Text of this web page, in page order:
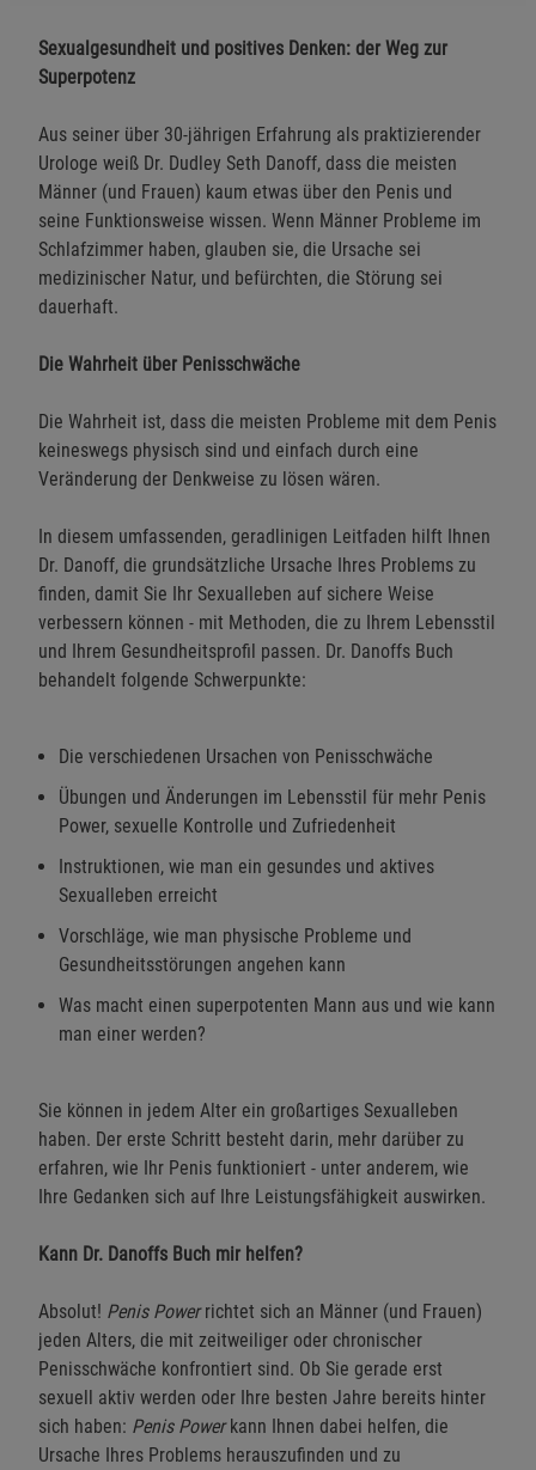
Sexualgesundheit und positives Denken: der Weg zur
Superpotenz
Aus seiner über 30-jährigen Erfahrung als praktizierender
Urologe weiß Dr. Dudley Seth Danoff, dass die meisten
Männer (und Frauen) kaum etwas über den Penis und
seine Funktionsweise wissen. Wenn Männer Probleme im
Schlafzimmer haben, glauben sie, die Ursache sei
medizinischer Natur, und befürchten, die Störung sei
dauerhaft.
Die Wahrheit über Penisschwäche
Die Wahrheit ist, dass die meisten Probleme mit dem Penis
keineswegs physisch sind und einfach durch eine
Veränderung der Denkweise zu lösen wären.
In diesem umfassenden, geradlinigen Leitfaden hilft Ihnen
Dr. Danoff, die grundsätzliche Ursache Ihres Problems zu
finden, damit Sie Ihr Sexualleben auf sichere Weise
verbessern können - mit Methoden, die zu Ihrem Lebensstil
und Ihrem Gesundheitsprofil passen. Dr. Danoffs Buch
behandelt folgende Schwerpunkte:
Die verschiedenen Ursachen von Penisschwäche
Übungen und Änderungen im Lebensstil für mehr Penis
Power, sexuelle Kontrolle und Zufriedenheit
Instruktionen, wie man ein gesundes und aktives
Sexualleben erreicht
Vorschläge, wie man physische Probleme und
Gesundheitsstörungen angehen kann
Was macht einen superpotenten Mann aus und wie kann
man einer werden?
Sie können in jedem Alter ein großartiges Sexualleben
haben. Der erste Schritt besteht darin, mehr darüber zu
erfahren, wie Ihr Penis funktioniert - unter anderem, wie
Ihre Gedanken sich auf Ihre Leistungsfähigkeit auswirken.
Kann Dr. Danoffs Buch mir helfen?
Absolut! Penis Powerrichtet sich an Männer (und Frauen)
jeden Alters, die mit zeitweiliger oder chronischer
Penisschwäche konfrontiert sind. Ob Sie gerade erst
sexuell aktiv werden oder Ihre besten Jahre bereits hinter
sich haben: Penis Powerkann Ihnen dabei helfen, die
Ursache Ihres Problems herauszufinden und zu